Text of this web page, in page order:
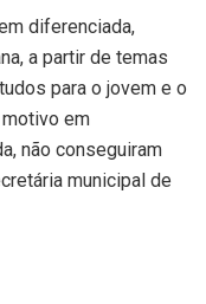
diferenciada,
a partir de temas
para o jovem e o
em
não conseguiram
municipal de